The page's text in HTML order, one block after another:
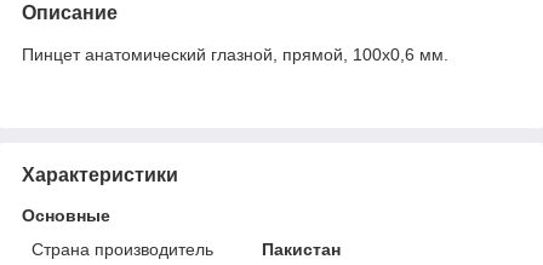
Описание
Пинцет анатомический глазной, прямой, 100х0,6 мм.
Характеристики
Основные
Страна производитель
Пакистан